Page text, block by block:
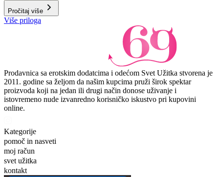
Pročitaj više
Više priloga
Prodavnica sa erotskim dodatcima i odećom Svet Užitka stvorena je
2011. godine sa željom da našim kupcima pruži širok spektar
proizvoda koji na jedan ili drugi način donose uživanje i
istovremeno nude izvanredno korisničko iskustvo pri kupovini
online.
Kategorije
pomoč in nasveti
moj račun
svet užitka
kontakt